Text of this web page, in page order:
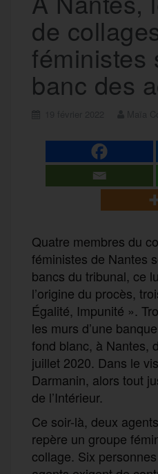
de
féministes
banc des
Quatre membres du
féministes de Nantes
bancs du tribunal, ce
l’origine du procès,
Égalité, Impunité ».
les murs d’une
fond blanc, à Nantes,
juillet 2020. Dans le
Darmanin, alors tout
de l’Intérieur.
Ce soir-là, deux
repère un groupe
collage. Six